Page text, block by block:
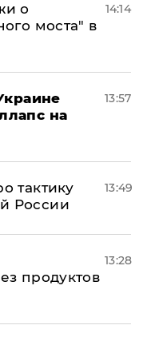
о
моста" в
14:14
на
13:57
тактику
России
13:49
продуктов
13:28